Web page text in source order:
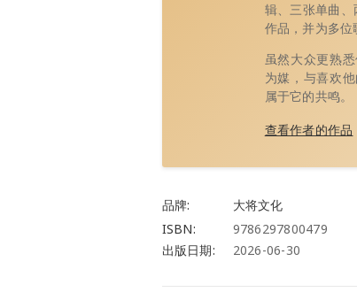
辑、三张单曲
作品，并为多
虽然大众更熟
为媒，与喜欢
属于它的共鸣。
查看作者的作品
品牌:
大将文化
ISBN:
9786297800479
出版日期:
2026-06-30